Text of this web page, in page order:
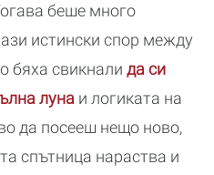
беше много
истински спор между
бяха свикнали да си
луна и логиката на
да посееш нещо ново,
спътница нараства и